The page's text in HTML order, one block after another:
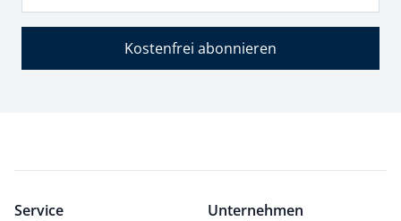
Kostenfrei abonnieren
Service Unternehmen